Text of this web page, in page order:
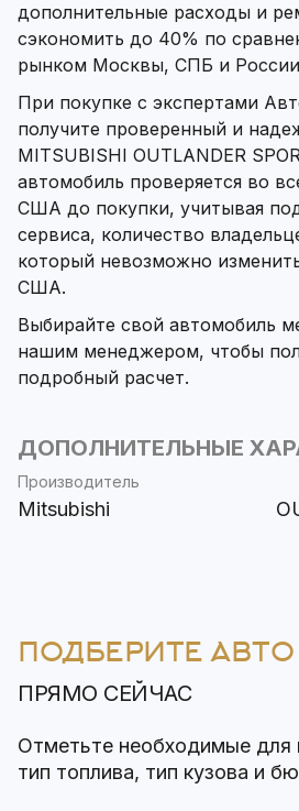
дополнительные расходы и
сэкономить до 40% по
рынком Москвы, СПБ и
При покупке с экспертами
получите проверенный и
MITSUBISHI OUTLANDER
автомобиль проверяется во
США до покупки, учитывая
сервиса, количество
который невозможно
США.
Выбирайте свой автомобиль
нашим менеджером, чтобы
подробный расчет.
ДОПОЛНИТЕЛЬНЫЕ
Производитель
Mitsubishi
ПОДБЕРИТЕ АВТО
ПРЯМО СЕЙЧАС
Отметьте необходимые для
тип топлива, тип кузова и